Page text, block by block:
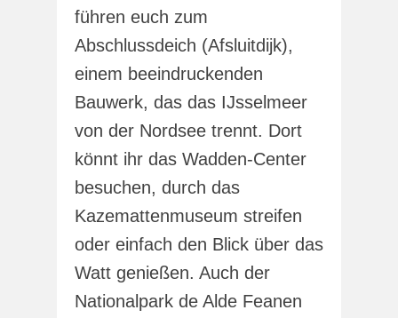
führen euch zum
Abschlussdeich (Afsluitdijk),
einem beeindruckenden
Bauwerk, das das IJsselmeer
von der Nordsee trennt. Dort
könnt ihr das Wadden-Center
besuchen, durch das
Kazemattenmuseum streifen
oder einfach den Blick über das
Watt genießen. Auch der
Nationalpark de Alde Feanen